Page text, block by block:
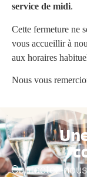
service de midi.
Cette fermeture ne
vous accueillir à
aux horaires
Nous vous
Contactez-